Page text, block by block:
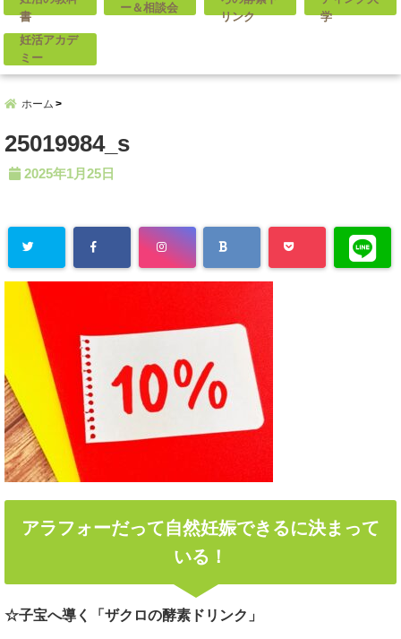
書
ー＆相談会
リンク
学
妊活アカデ
ミー
ホーム
25019984_s
2025年1月25日
アラフォーだって自然妊娠できるに決まって
いる！
☆子宝へ導く「ザクロの酵素ドリンク」